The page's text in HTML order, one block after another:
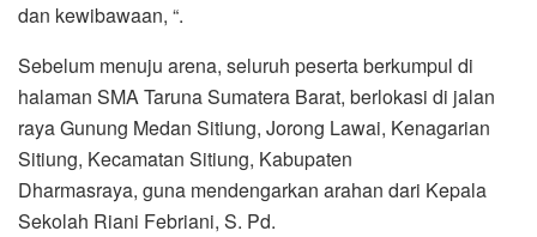
dan kewibawaan, “.
Sebelum menuju arena, seluruh peserta berkumpul di
halaman SMA Taruna Sumatera Barat, berlokasi di jalan
raya Gunung Medan Sitiung, Jorong Lawai, Kenagarian
Sitiung, Kecamatan Sitiung, Kabupaten
Dharmasraya, guna mendengarkan arahan dari Kepala
Sekolah Riani Febriani, S. Pd.